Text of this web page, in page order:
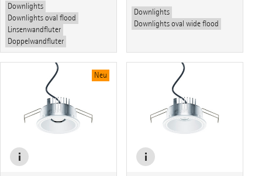
Downlights
Downlights oval flood
Linsenwandfluter
Doppelwandfluter
Downlights
Downlights oval wide flood
Neu